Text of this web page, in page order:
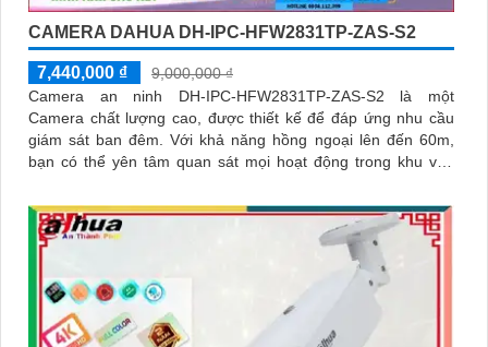
CAMERA DAHUA DH-IPC-HFW2831TP-ZAS-S2
7,440,000 ₫
9,000,000 ₫
Camera an ninh DH-IPC-HFW2831TP-ZAS-S2 là một
Camera chất lượng cao, được thiết kế để đáp ứng nhu cầu
giám sát ban đêm. Với khả năng hồng ngoại lên đến 60m,
bạn có thể yên tâm quan sát mọi hoạt động trong khu vực